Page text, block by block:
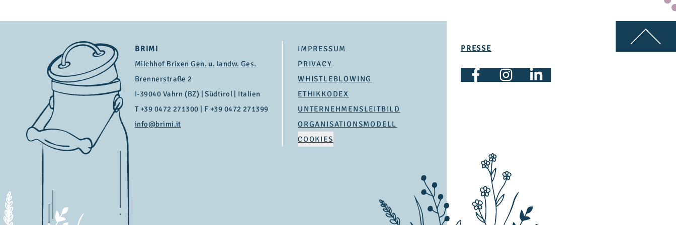
17,2 g
Kohlehydrate
1,2 g
davon Zucker
Eiweiß
Salz
BRIMI
Milchhof Brixen Gen. u. landw. Ges.
Brennerstraße 2
I-39040 Vahrn (BZ) | Südtirol | Italien
T +39 0472 271300 | F +39 0472 271399
info@brimi.it
IMPRESSUM
PRIVACY
WHISTLEBLOWING
ETHIKKODEX
UNTERNEHMENSLEITBILD
ORGANISATIONSMODELL
COOKIES
PRESSE